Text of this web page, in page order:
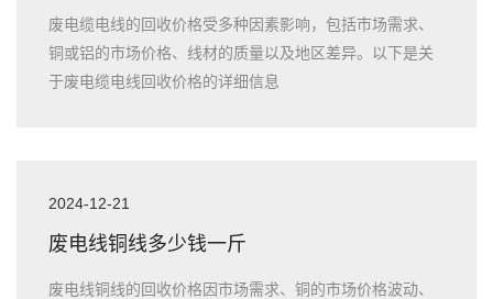
废电缆电线的回收价格受多种因素影响，包括市场需求、
铜或铝的市场价格、线材的质量以及地区差异。以下是关
于废电缆电线回收价格的详细信息
2024-12-21
废电线铜线多少钱一斤
废电线铜线的回收价格因市场需求、铜的市场价格波动、